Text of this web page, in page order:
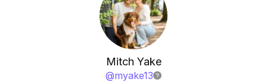
Mitch Yake
@myake13